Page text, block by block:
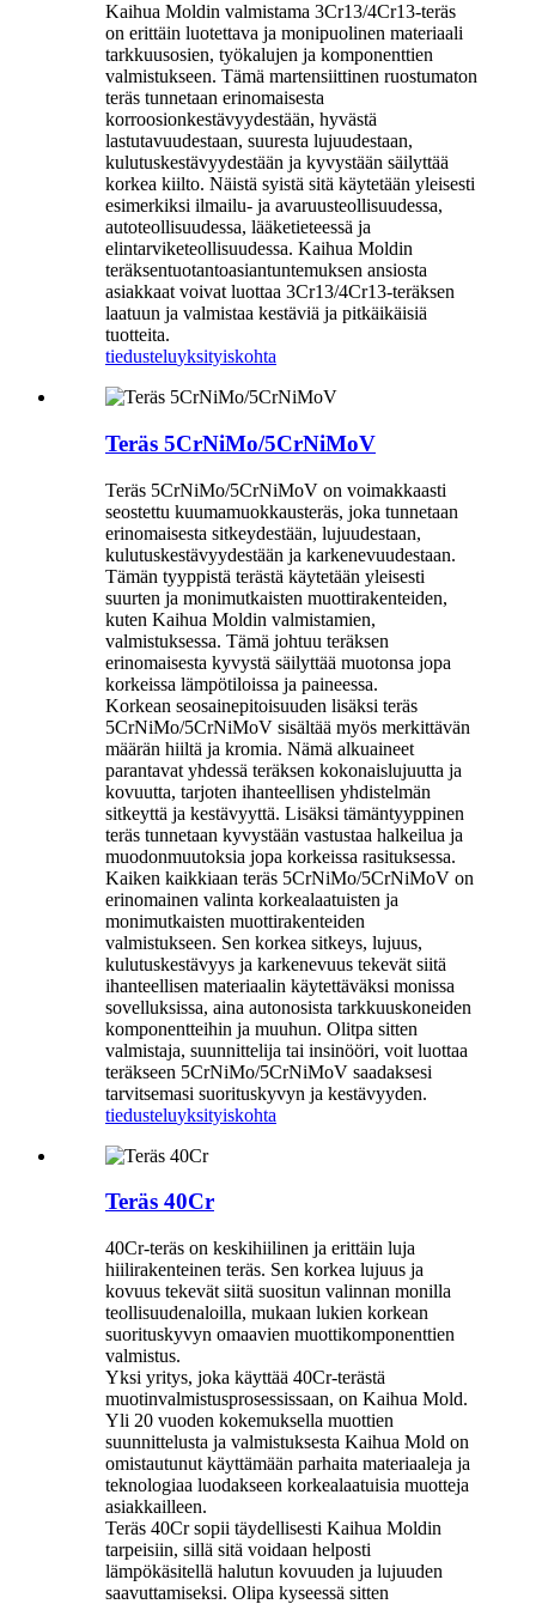
Kaihua Moldin valmistama 3Cr13/4Cr13-teräs
on erittäin luotettava ja monipuolinen materiaali
tarkkuusosien, työkalujen ja komponenttien
valmistukseen. Tämä martensiittinen ruostumaton
teräs tunnetaan erinomaisesta
korroosionkestävyydestään, hyvästä
lastutavuudestaan, suuresta lujuudestaan,
kulutuskestävyydestään ja kyvystään säilyttää
korkea kiilto. Näistä syistä sitä käytetään yleisesti
esimerkiksi ilmailu- ja avaruusteollisuudessa,
autoteollisuudessa, lääketieteessä ja
elintarviketeollisuudessa. Kaihua Moldin
teräksentuotantoasiantuntemuksen ansiosta
asiakkaat voivat luottaa 3Cr13/4Cr13-teräksen
laatuun ja valmistaa kestäviä ja pitkäikäisiä
tuotteita.
tiedusteluyksityiskohta
Teräs 5CrNiMo/5CrNiMoV
Teräs 5CrNiMo/5CrNiMoV on voimakkaasti
seostettu kuumamuokkausteräs, joka tunnetaan
erinomaisesta sitkeydestään, lujuudestaan,
kulutuskestävyydestään ja karkenevuudestaan.
Tämän tyyppistä terästä käytetään yleisesti
suurten ja monimutkaisten muottirakenteiden,
kuten Kaihua Moldin valmistamien,
valmistuksessa. Tämä johtuu teräksen
erinomaisesta kyvystä säilyttää muotonsa jopa
korkeissa lämpötiloissa ja paineessa.
Korkean seosainepitoisuuden lisäksi teräs
5CrNiMo/5CrNiMoV sisältää myös merkittävän
määrän hiiltä ja kromia. Nämä alkuaineet
parantavat yhdessä teräksen kokonaislujuutta ja
kovuutta, tarjoten ihanteellisen yhdistelmän
sitkeyttä ja kestävyyttä. Lisäksi tämäntyyppinen
teräs tunnetaan kyvystään vastustaa halkeilua ja
muodonmuutoksia jopa korkeissa rasituksessa.
Kaiken kaikkiaan teräs 5CrNiMo/5CrNiMoV on
erinomainen valinta korkealaatuisten ja
monimutkaisten muottirakenteiden
valmistukseen. Sen korkea sitkeys, lujuus,
kulutuskestävyys ja karkenevuus tekevät siitä
ihanteellisen materiaalin käytettäväksi monissa
sovelluksissa, aina autonosista tarkkuuskoneiden
komponentteihin ja muuhun. Olitpa sitten
valmistaja, suunnittelija tai insinööri, voit luottaa
teräkseen 5CrNiMo/5CrNiMoV saadaksesi
tarvitsemasi suorituskyvyn ja kestävyyden.
tiedusteluyksityiskohta
Teräs 40Cr
40Cr-teräs on keskihiilinen ja erittäin luja
hiilirakenteinen teräs. Sen korkea lujuus ja
kovuus tekevät siitä suositun valinnan monilla
teollisuudenaloilla, mukaan lukien korkean
suorituskyvyn omaavien muottikomponenttien
valmistus.
Yksi yritys, joka käyttää 40Cr-terästä
muotinvalmistusprosessissaan, on Kaihua Mold.
Yli 20 vuoden kokemuksella muottien
suunnittelusta ja valmistuksesta Kaihua Mold on
omistautunut käyttämään parhaita materiaaleja ja
teknologiaa luodakseen korkealaatuisia muotteja
asiakkailleen.
Teräs 40Cr sopii täydellisesti Kaihua Moldin
tarpeisiin, sillä sitä voidaan helposti
lämpökäsitellä halutun kovuuden ja lujuuden
saavuttamiseksi. Olipa kyseessä sitten